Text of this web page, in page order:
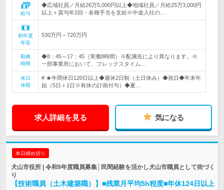
給与
◆広域社員／月給26万5,000円以上◆地域社員／月給25万3,000円
以上＋賞与年2回・各種手当を支給※中途入社の…
初年度
年収
530万円～720万円
勤務
時間
◆8：45～17：45（実働8時間）※配属先により異なります。※
一部事業所において、フレックスタイム…
休日
休暇
# ★年間休日120日以上◆週休2日制（土日休み）◆祝日◆年末年
始（5日＋1日※有休の計画付与）◆夏…
求人詳細を見る 気になる
本日締め切り
犬山市役所 | 令和9年度職員募集│民間経験を活かし犬山市職員として街づく
り
【技術職員（土木建築職）】■残業月平均5h程度■年休124日以上